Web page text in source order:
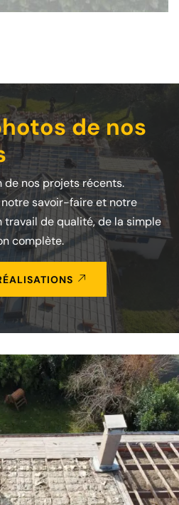
de nos
de nos projets récents.
savoir-faire et notre
travail de qualité, de la simple
complète.